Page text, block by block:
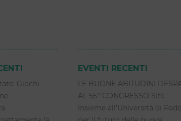
Giochi
EVENTI RECENTI
LE BUONE ABITUDINI
AL 55° CONGRESSO SItI:
Insieme all’Università di